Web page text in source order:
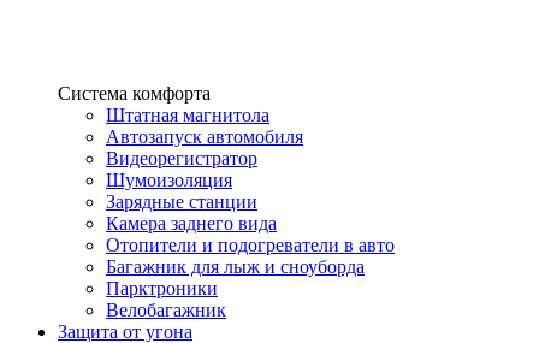
Система комфорта
Штатная магнитола
Автозапуск автомобиля
Видеорегистратор
Шумоизоляция
Зарядные станции
Камера заднего вида
Отопители и подогреватели в авто
Багажник для лыж и сноуборда
Парктроники
Велобагажник
Защита от угона